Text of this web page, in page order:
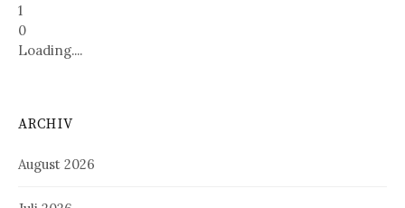
1
0
Loading....
ARCHIV
August 2026